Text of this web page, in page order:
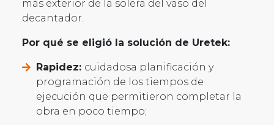
más exterior de la solera del vaso del
decantador.
Por qué se eligió la solución de Uretek:
Rapidez: cuidadosa planificación y
programación de los tiempos de
ejecución que permitieron completar la
obra en poco tiempo;